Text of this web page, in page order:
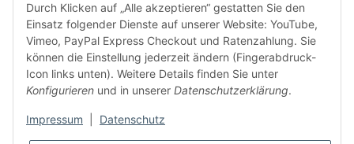
Durch Klicken auf „Alle akzeptieren“ gestatten Sie den
Einsatz folgender Dienste auf unserer Website: YouTube,
Vimeo, PayPal Express Checkout und Ratenzahlung. Sie
können die Einstellung jederzeit ändern (Fingerabdruck-
Icon links unten). Weitere Details finden Sie unter
Konfigurieren und in unserer Datenschutzerklärung.
Impressum Datenschutz
Gesetzliche Informationen